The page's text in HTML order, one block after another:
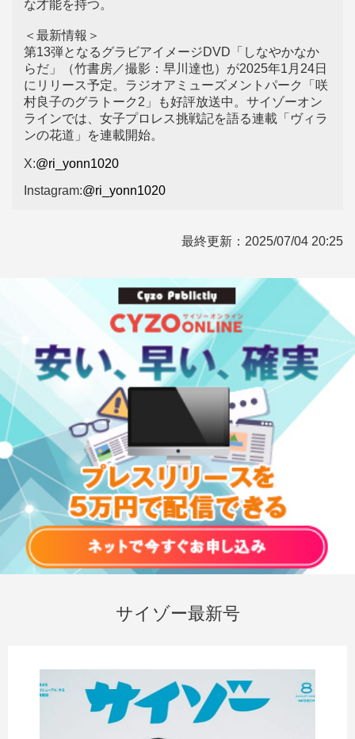
な才能を持つ。
＜最新情報＞
第13弾となるグラビアイメージDVD「しなやかなか
らだ」（竹書房／撮影：早川達也）が2025年1月24日
にリリース予定。ラジオアミューズメントパーク「咲
村良子のグラトーク2」も好評放送中。サイゾーオン
ラインでは、女子プロレス挑戦記を語る連載「ヴィラ
ンの花道」を連載開始。
X:@ri_yonn1020
Instagram:@ri_yonn1020
最終更新： 2025/07/04 20:25
サイゾー最新号